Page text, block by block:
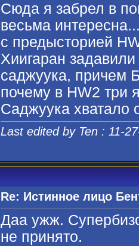
Сюда я забрел в
весьма
с предысторией
Хиигаран
саджуука, причем
почему в HW2 три
Саджуука хватало
Last edited by Ten : 11-
Re: Истинное лицо
Даа ужж.
не принято.